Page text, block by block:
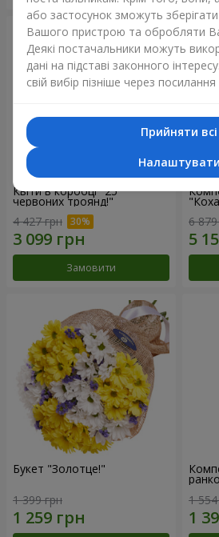
Квіти в коробці "25
червоних троянд!"
4 427 грн
Замовити
6
Букет "Золотце!"
1 399 грн
1
або застосунок зможуть
Вашого пристрою та обробляти
Деякі постачальники можуть
дані на підставі законного
свій вибір пізніше через
Прийняти всі
Налаштувати